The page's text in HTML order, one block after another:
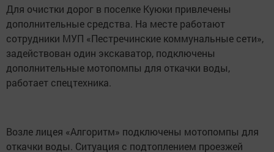
Для очистки дорог в поселке Куюки привлечены
дополнительные средства. На месте работают
сотрудники МУП «Пестречинские коммунальные сети»,
задействован один экскаватор, подключены
дополнительные мотопомпы для откачки воды,
работает спецтехника.
Возле лицея «Алгоритм» подключены мотопомпы для
откачки воды. Ситуация с подтоплением проезжей